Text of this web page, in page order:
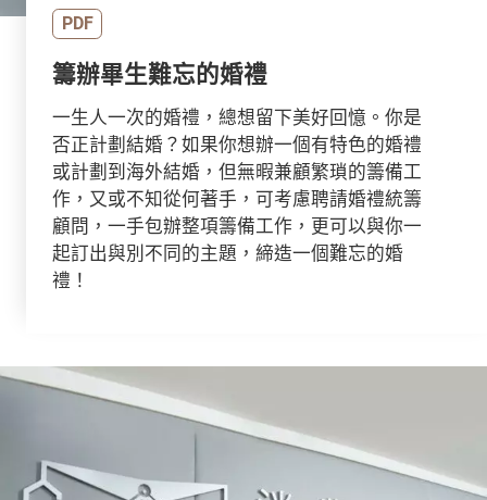
PDF
籌辦畢生難忘的婚禮
一生人一次的婚禮，總想留下美好回憶。你是
否正計劃結婚？如果你想辦一個有特色的婚禮
或計劃到海外結婚，但無暇兼顧繁瑣的籌備工
作，又或不知從何著手，可考慮聘請婚禮統籌
顧問，一手包辦整項籌備工作，更可以與你一
起訂出與別不同的主題，締造一個難忘的婚
禮！